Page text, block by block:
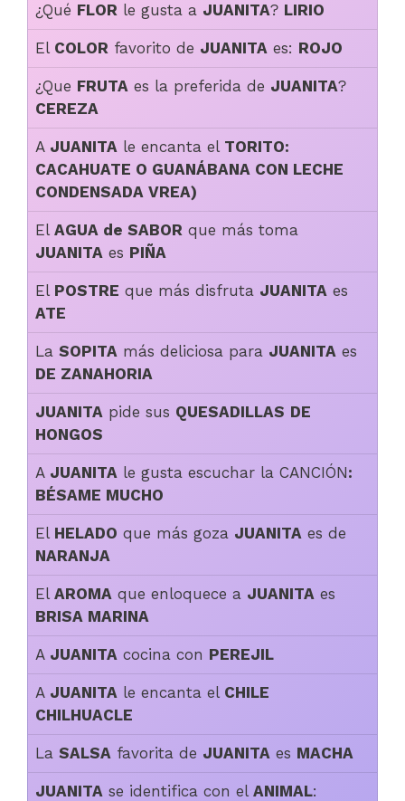
¿Qué FLOR le gusta a JUANITA? LIRIO
El COLOR favorito de JUANITA es: ROJO
¿Que FRUTA es la preferida de JUANITA?
CEREZA
A JUANITA le encanta el TORITO:
CACAHUATE O GUANÁBANA CON LECHE
CONDENSADA VREA)
El AGUA de SABOR que más toma
JUANITA es PIÑA
El POSTRE que más disfruta JUANITA es
ATE
La SOPITA más deliciosa para JUANITA es
DE ZANAHORIA
JUANITA pide sus QUESADILLAS DE
HONGOS
A JUANITA le gusta escuchar la CANCIÓN:
BÉSAME MUCHO
El HELADO que más goza JUANITA es de
NARANJA
El AROMA que enloquece a JUANITA es
BRISA MARINA
A JUANITA cocina con PEREJIL
A JUANITA le encanta el CHILE
CHILHUACLE
La SALSA favorita de JUANITA es MACHA
JUANITA se identifica con el ANIMAL: